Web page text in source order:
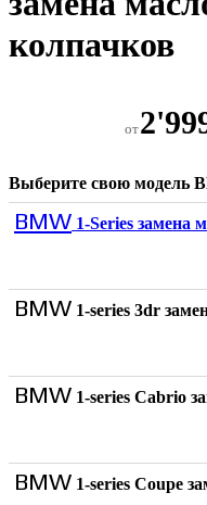
колпачков
от
Выберите свою модель
BMW 1-Series замена
BMW 1-series 3dr
BMW 1-series Cabrio
BMW 1-series Coupe